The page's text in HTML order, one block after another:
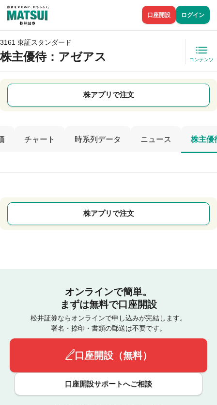
口座開設 ログイン
3161 東証スタンダード
株主優待：アゼアス コンテンツ
株アプリで注文
チャート 時系列データ ニュース 株主優
株アプリで注文
オンラインで簡単。
まずは無料で口座開設
松井証券ならオンラインで申し込みが完結します。
署名・捺印・書類の郵送は不要です。
口座開設（無料）
口座開設サポートへご相談